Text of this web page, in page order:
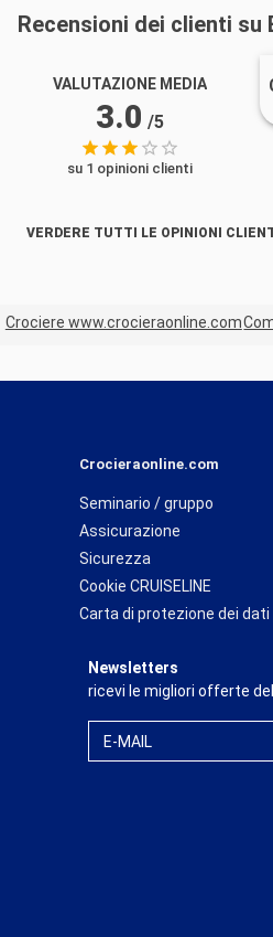
Recensioni dei clienti su
VALUTAZIONE MEDIA
3.0 /5
su 1 opinioni clienti
VERDERE TUTTI LE OPINIONI
Crociere www.crocieraonline.com
Crocieraonline.com
Seminario / gruppo
Assicurazione
Sicurezza
Cookie CRUISELINE
Carta di protezione dei dati
Newsletters
ricevi le migliori offerte
E-MAIL